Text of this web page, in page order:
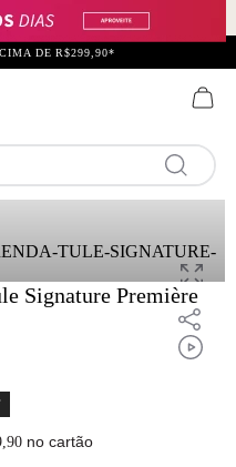
DE R$299,90*
Signature Première
,90 no cartão